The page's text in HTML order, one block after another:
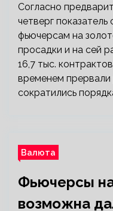
Согласно
четверг
фьючерсам на
просадки и на сей
16,7 тыс.
временем
сократились
Валюта
Фьючерсы
возможна